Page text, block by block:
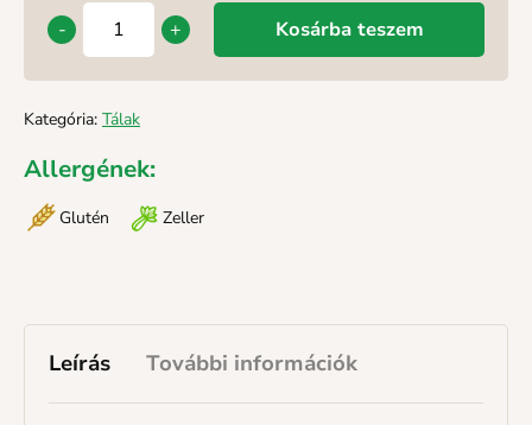
- + Kosárba teszem
Kategória: Tálak
Allergének:
Glutén Zeller
Leírás További információk